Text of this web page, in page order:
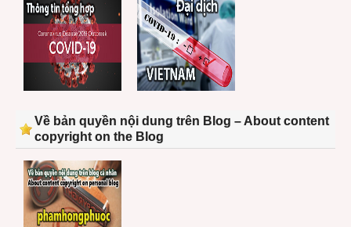
Về bản quyền nội dung trên Blog – About content
copyright on the Blog